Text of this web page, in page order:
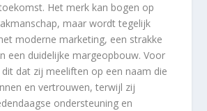
Het merk kan bogen op
maar wordt tegelijk
moderne marketing, een strakke
een duidelijke margeopbouw. Voor
dat zij meeliften op een naam die
en vertrouwen, terwijl zij
ondersteuning en